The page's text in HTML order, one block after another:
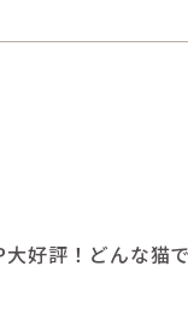
好評！どんな猫